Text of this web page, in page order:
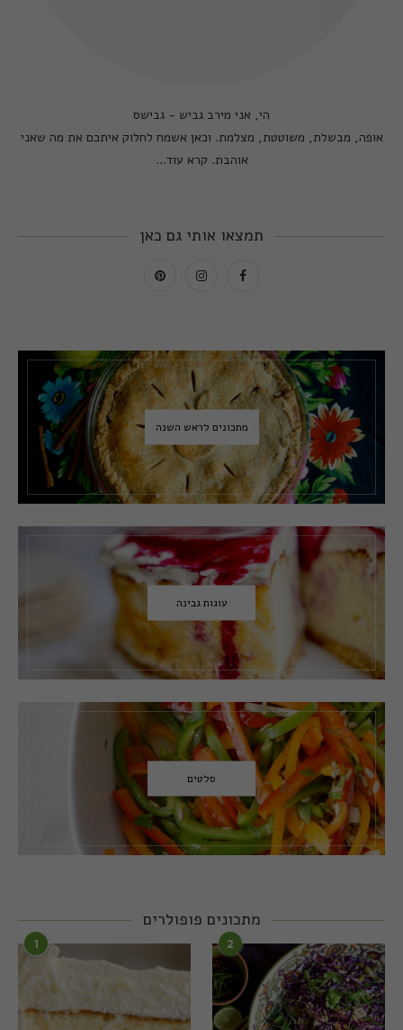
הי, אני מירב גביש - גבישס
אופה, מבשלת, משוטטת, מצלמת. וכאן אשמח לחלוק איתכם את מה שאני
אוהבת. קרא עוד...
תמצאו אותי גם כאן
מתכונים לראש השנה
עוגות גבינה
סלטים
מתכונים פופולרים
1 2